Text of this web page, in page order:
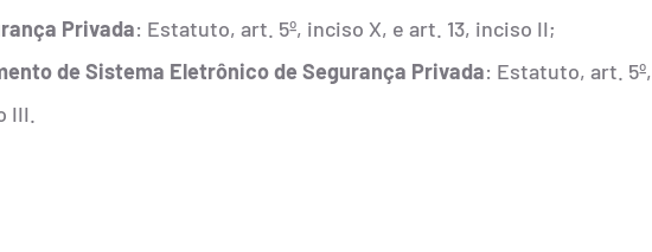
Privada: Estatuto, art. 5º, inciso X, e art. 13, inciso II;
de Sistema Eletrônico de Segurança Privada: Estatuto, art. 5º,
III.